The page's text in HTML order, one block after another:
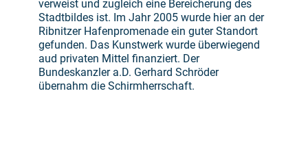
verweist und zugleich eine Bereicherung des
Stadtbildes ist. Im Jahr 2005 wurde hier an der
Ribnitzer Hafenpromenade ein guter Standort
gefunden. Das Kunstwerk wurde überwiegend
aud privaten Mittel finanziert. Der
Bundeskanzler a.D. Gerhard Schröder
übernahm die Schirmherrschaft.